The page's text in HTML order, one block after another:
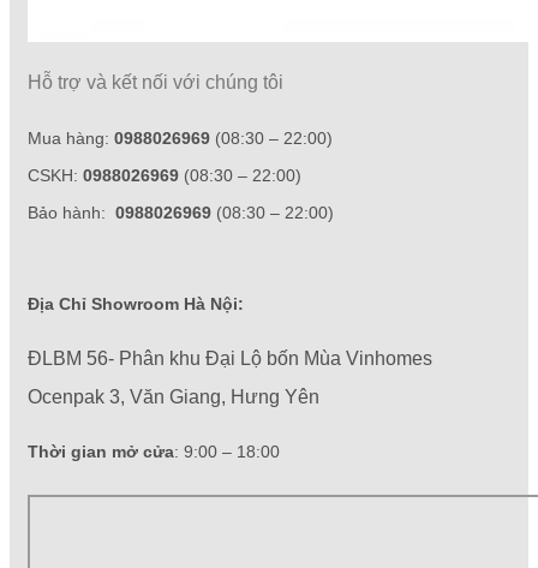
Hỗ trợ và kết nối với chúng tôi
Mua hàng: 0988026969 (08:30 – 22:00)
CSKH: 0988026969 (08:30 – 22:00)
Bảo hành: 0988026969 (08:30 – 22:00)
Địa Chỉ Showroom Hà Nội:
ĐLBM 56- Phân khu Đại Lộ bốn Mùa Vinhomes
Ocenpak 3, Văn Giang, Hưng Yên
Thời gian mở cửa: 9:00 – 18:00